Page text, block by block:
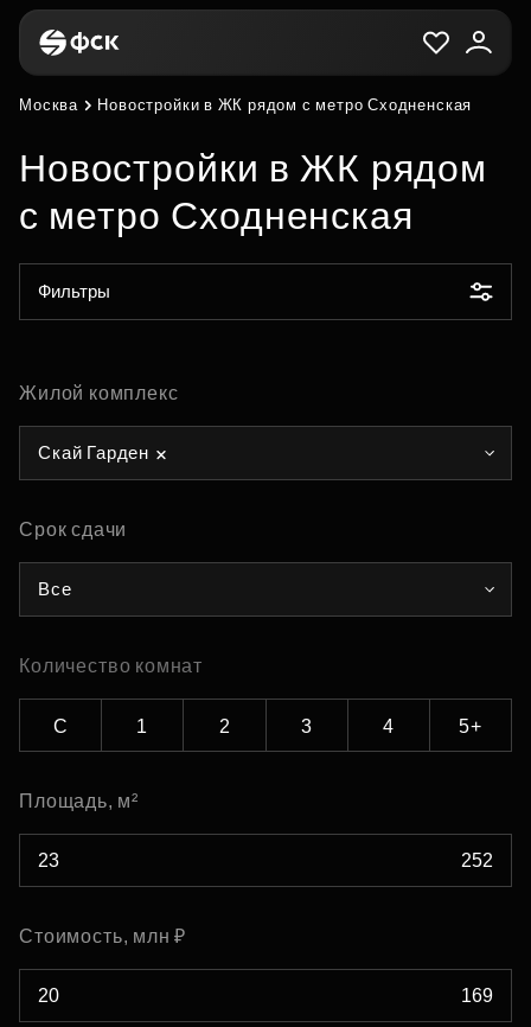
Москва Новостройки в ЖК рядом с метро Сходненская
Новостройки в ЖК рядом
с метро Сходненская
Фильтры
Жилой комплекс
Скай Гарден
Срок сдачи
Все
Количество комнат
С 1 2 3 4 5+
Площадь, м²
Стоимость, млн ₽